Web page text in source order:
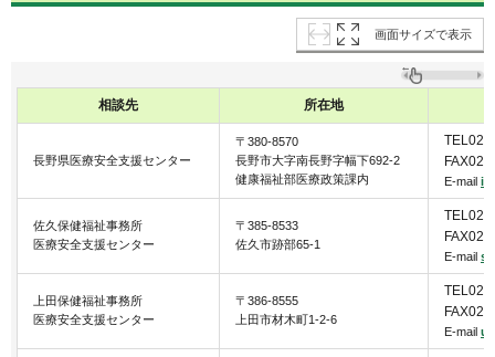
画面サイズで表示
相談先 所在地
長野県医療安全支援センター
〒380-8570
長野市大字南長野字幅下692-2
健康福祉部医療政策課内
E-mail
佐久保健福祉事務所
医療安全支援センター
〒385-8533
佐久市跡部65-1
E-mail
上田保健福祉事務所
医療安全支援センター
〒386-8555
上田市材木町1-2-6
E-mail